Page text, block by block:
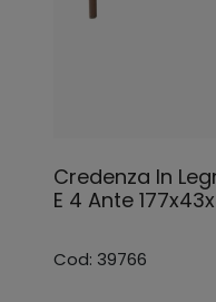
Credenza In
E 4 Ante
Cod: 39766